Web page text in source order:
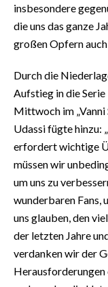
insbesondere
die uns das ganze
großen Opfern
Durch die
Aufstieg in die Serie
Mittwoch im „Vanni
Udassi fügte hinzu:
erfordert wichtige
müssen wir
um uns zu
wunderbaren Fans,
uns glauben, den
der letzten Jahre
verdanken wir der
Herausforderungen